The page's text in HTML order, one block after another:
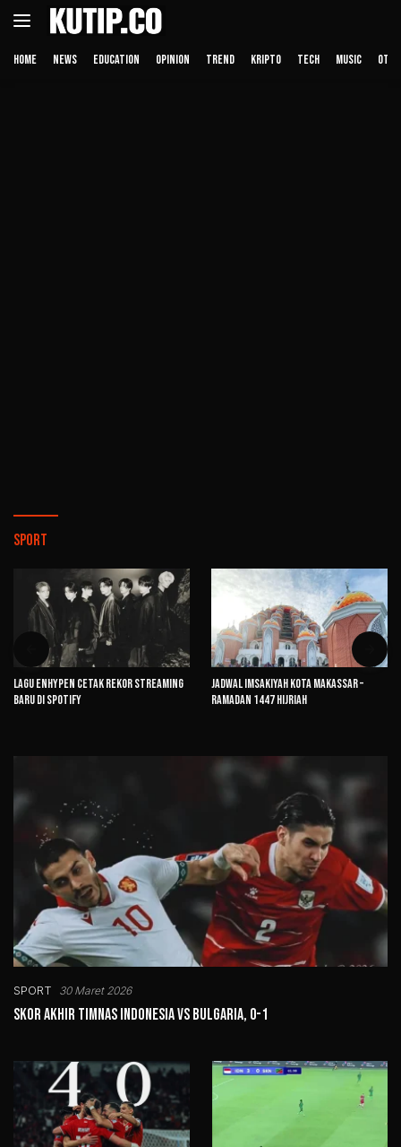
Langsung
HOME NEWS EDUCATION OPINION TREND KRIPTO TECH MUSIC
SPORT
Lagu ENHYPEN Cetak Rekor Streaming
Baru di Spotify
Jadwal Imsakiyah Kota Makassar –
Ramadan 1447 Hijriah
SPORT 30 Maret 2026
Skor Akhir Timnas Indonesia vs Bulgaria, 0-1